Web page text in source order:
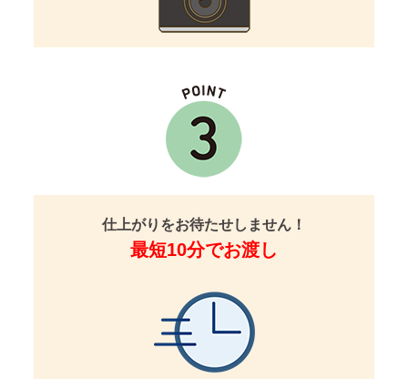
仕上がりをお待たせしません！
最短10分でお渡し